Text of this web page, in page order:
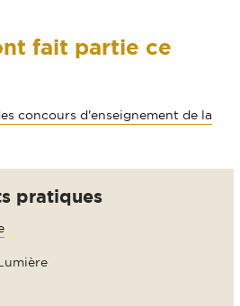
fait partie ce
concours d'enseignement de la
pratiques